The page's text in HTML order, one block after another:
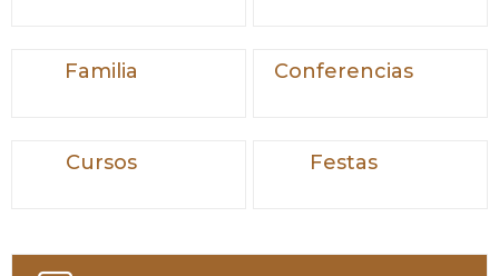
Familia Conferencias
Cursos Festas